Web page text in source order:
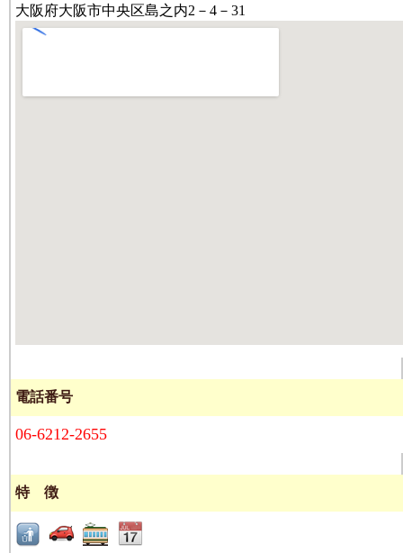
大阪府大阪市中央区島之内2－4－31
電話番号
06-6212-2655
特 徴